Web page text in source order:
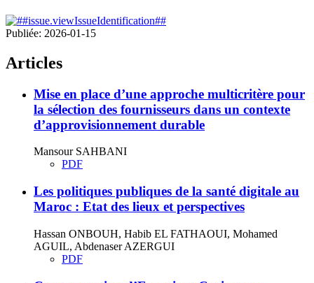
Publiée: 2026-01-15
Articles
Mise en place d’une approche multicritère pour
la sélection des fournisseurs dans un contexte
d’approvisionnement durable
Mansour SAHBANI
PDF
Les politiques publiques de la santé digitale au
Maroc : Etat des lieux et perspectives
Hassan ONBOUH, Habib EL FATHAOUI, Mohamed
AGUIL, Abdenaser AZERGUI
PDF